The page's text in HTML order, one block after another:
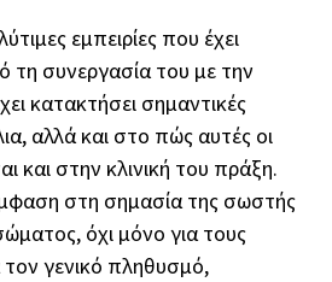
εμπειρίες που έχει
τη συνεργασία του με την
κατακτήσει σημαντικές
αλλά και στο πώς αυτές οι
και στην κλινική του πράξη.
στη σημασία της σωστής
όχι μόνο για τους
τον γενικό πληθυσμό,